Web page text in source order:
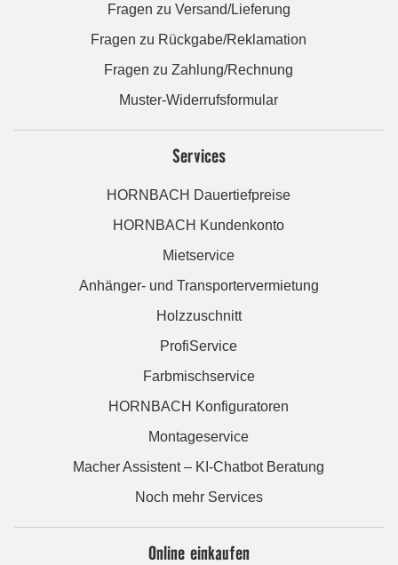
Fragen zu Versand/Lieferung
Fragen zu Rückgabe/Reklamation
Fragen zu Zahlung/Rechnung
Muster-Widerrufsformular
Services
HORNBACH Dauertiefpreise
HORNBACH Kundenkonto
Mietservice
Anhänger- und Transportervermietung
Holzzuschnitt
ProfiService
Farbmischservice
HORNBACH Konfiguratoren
Montageservice
Macher Assistent – KI-Chatbot Beratung
Noch mehr Services
Online einkaufen